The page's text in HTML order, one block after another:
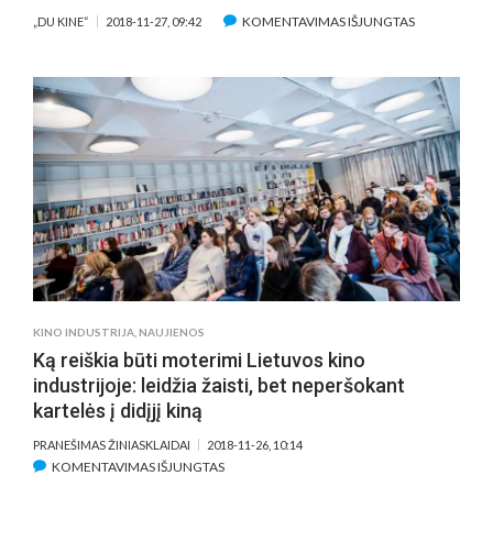
„DU KINE“ 2018-11-27, 09:42 KOMENTAVIMAS IŠJUNGTASĮRAŠE
PAULAS
PRISIPAŽINO,
KAD
JO
ŽMONA
NĖRA
JO
MEILĖS
SCENŲ
GERBĖJA
KINO INDUSTRIJA NAUJIENOS
Ką reiškia būti moterimi Lietuvos kino
industrijoje: leidžia žaisti, bet neperšokant
kartelės į didįjį kiną
PRANEŠIMAS ŽINIASKLAIDAI 2018-11-26, 10:14
KOMENTAVIMAS IŠJUNGTASĮRAŠE